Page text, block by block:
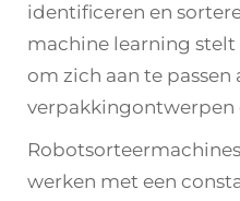
identificeren en
machine learning stelt
om zich aan te passen
verpakkingontwerpen
werken met een